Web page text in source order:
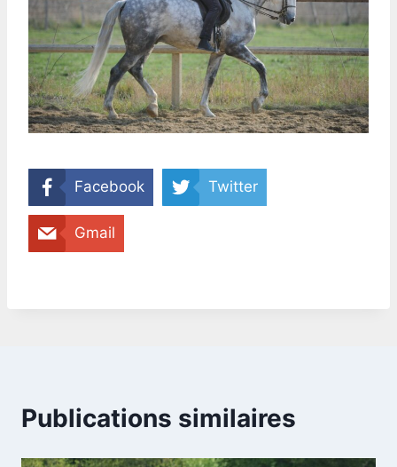
Facebook Twitter
Gmail
Publications similaires